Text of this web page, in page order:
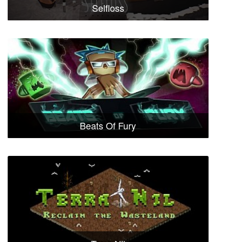
Selfloss
Beats Of Fury